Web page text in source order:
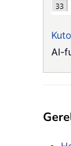
AI-